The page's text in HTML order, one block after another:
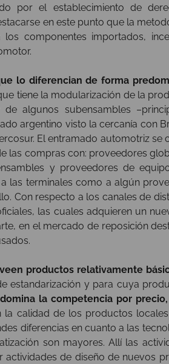
por el establecimiento de
en este punto que la
componentes importados,
lo diferencian de forma
tiene la modularización de la
algunos subensambles
argentino visto la cercanía con
El entramado automotriz se
las compras con: proveedores
y proveedores de
las terminales como a algún
Con respecto a los canales de
las cuales adquieren un
en el mercado de reposición
productos relativamente
estandarización y para cuya
la competencia por
la calidad de los productos
diferencias en cuanto a las
son mayores. Allí las
de diseño de nuevos